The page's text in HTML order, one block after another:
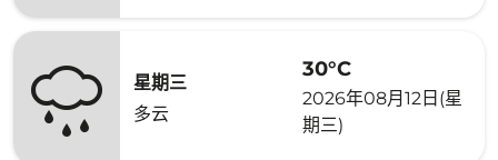
星期三
多云
30°C
2026年08月12日(星
期三)